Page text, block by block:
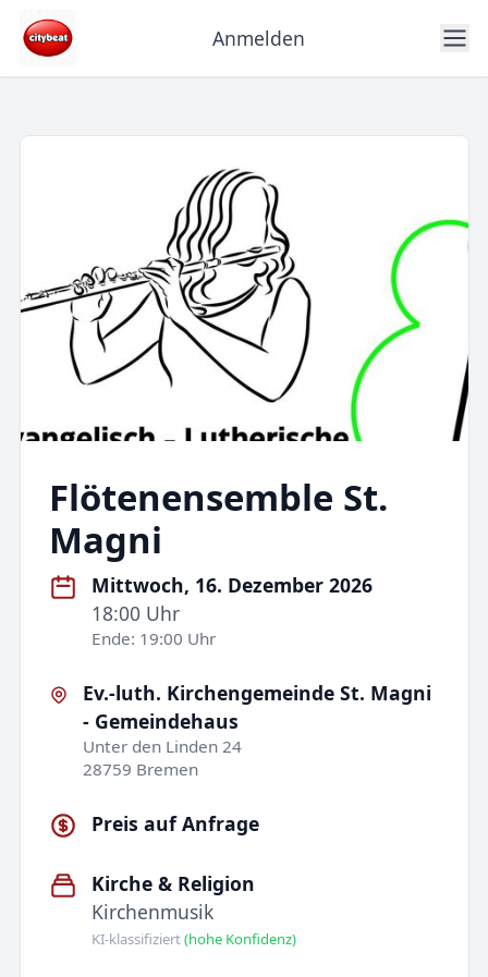
Anmelden
Flötenensemble St.
Magni
Mittwoch, 16. Dezember 2026
18:00 Uhr
Ende: 19:00 Uhr
Ev.-luth. Kirchengemeinde St. Magni
- Gemeindehaus
Unter den Linden 24
28759 Bremen
Preis auf Anfrage
Kirche & Religion
Kirchenmusik
KI-klassifiziert(hohe Konfidenz)